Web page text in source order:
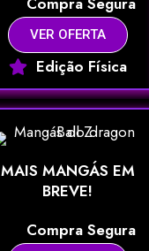
VER OFERTA
Edição Física
MAIS MANGÁS EM
BREVE!
Compra Segura